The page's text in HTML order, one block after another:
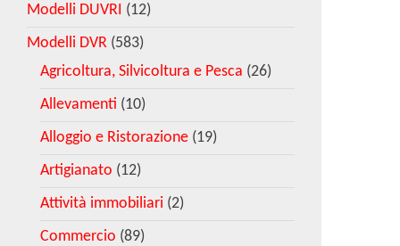
Modelli DUVRI (12)
Modelli DVR (583)
Agricoltura, Silvicoltura e Pesca (26)
Allevamenti (10)
Alloggio e Ristorazione (19)
Artigianato (12)
Attività immobiliari (2)
Commercio (89)